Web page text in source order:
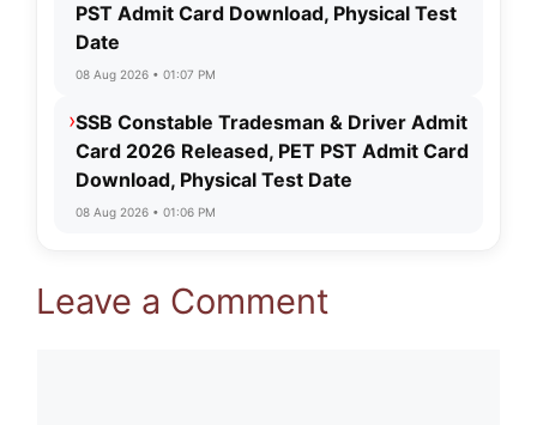
PST Admit Card Download, Physical Test
Date
08 Aug 2026 • 01:07 PM
›SSB Constable Tradesman & Driver Admit
Card 2026 Released, PET PST Admit Card
Download, Physical Test Date
08 Aug 2026 • 01:06 PM
Leave a Comment